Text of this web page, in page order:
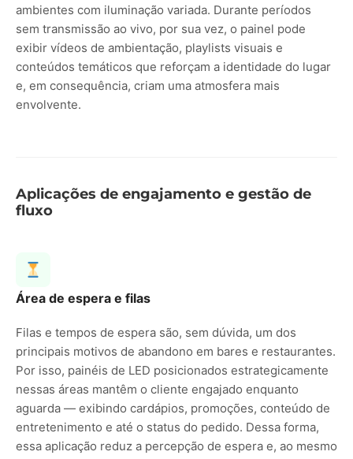
ambientes com iluminação variada. Durante períodos
sem transmissão ao vivo, por sua vez, o painel pode
exibir vídeos de ambientação, playlists visuais e
conteúdos temáticos que reforçam a identidade do lugar
e, em consequência, criam uma atmosfera mais
envolvente.
Aplicações de engajamento e gestão de
fluxo
Área de espera e filas
Filas e tempos de espera são, sem dúvida, um dos
principais motivos de abandono em bares e restaurantes.
Por isso, painéis de LED posicionados estrategicamente
nessas áreas mantêm o cliente engajado enquanto
aguarda — exibindo cardápios, promoções, conteúdo de
entretenimento e até o status do pedido. Dessa forma,
essa aplicação reduz a percepção de espera e, ao mesmo